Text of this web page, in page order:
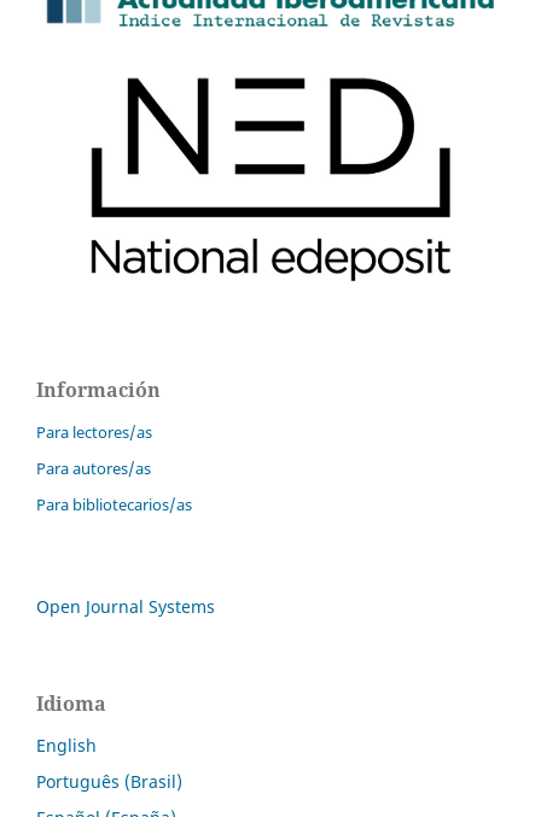
Información
Para lectores/as
Para autores/as
Para bibliotecarios/as
Open Journal Systems
Idioma
English
Português (Brasil)